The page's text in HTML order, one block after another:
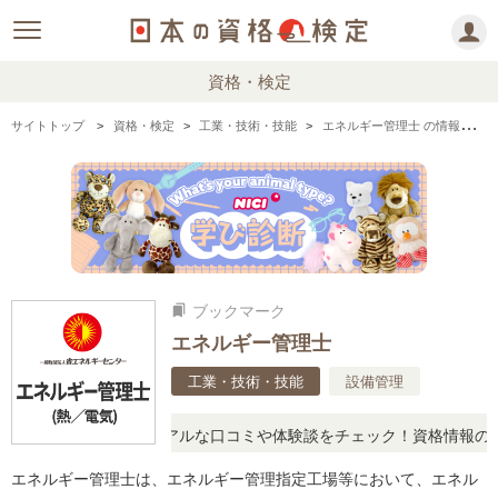
資格・検定
サイトトップ 資格・検定 工業・技術・技能 エネルギー管理士 の情報まとめ
bookmarks ブックマーク
エネルギー管理士
工業・技術・技能 設備管理
問に思ったら、リアルな口コミや体験談をチェック！資格情報の下
エネルギー管理士は、エネルギー管理指定工場等において、エネル